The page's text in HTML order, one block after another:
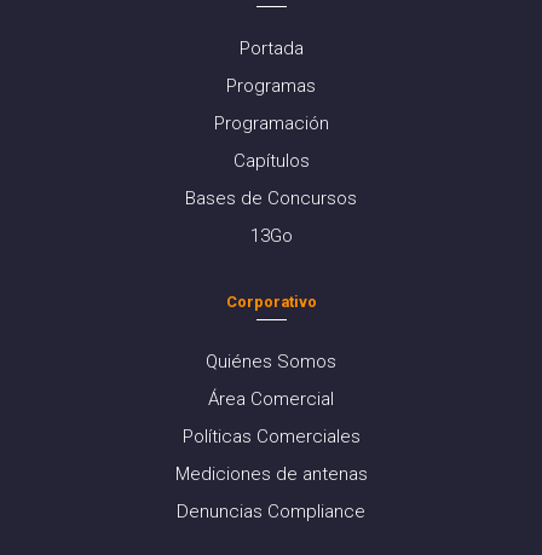
Portada
Programas
Programación
Capítulos
Bases de Concursos
13Go
Corporativo
Quiénes Somos
Área Comercial
Políticas Comerciales
Mediciones de antenas
Denuncias Compliance